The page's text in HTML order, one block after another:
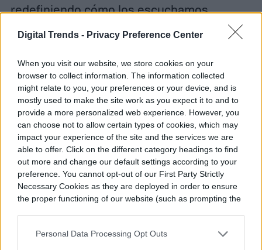
Digital Trends - Privacy Preference Center
When you visit our website, we store cookies on your
browser to collect information. The information collected
might relate to you, your preferences or your device, and is
mostly used to make the site work as you expect it to and to
provide a more personalized web experience. However, you
can choose not to allow certain types of cookies, which may
impact your experience of the site and the services we are
able to offer. Click on the different category headings to find
out more and change our default settings according to your
preference. You cannot opt-out of our First Party Strictly
Necessary Cookies as they are deployed in order to ensure
the proper functioning of our website (such as prompting the
Personal Data Processing Opt Outs
redefiniendo cómo los escuchamos.
Diego Bastarrica
Senior Editor
Diego Bastarrica es Senior Editor y Head of
Content en Digital Trends en Español,
donde lidera la estrategia editorial, SEO…